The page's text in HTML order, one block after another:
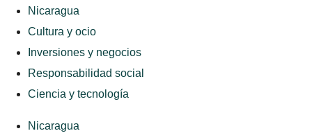
Nicaragua
Cultura y ocio
Inversiones y negocios
Responsabilidad social
Ciencia y tecnología
Nicaragua